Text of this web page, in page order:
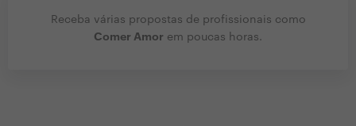
Receba várias propostas de profissionais como
Comer Amor em poucas horas.